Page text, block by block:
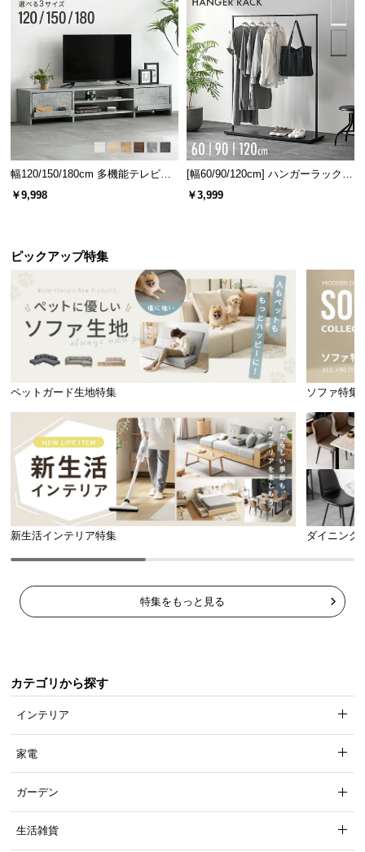
幅120/150/180cm 多機能テレビボ
ード 木目/石目調 オープン収納・
引き出し収納付き
￥9,998
[幅60/90/120cm] ハンガーラック
スチール 4段階高さ調節 サイドフ
ック オープンラック シンプル
￥3,999
ピックアップ特集
ペットガード生地特集 ソファ特集
新生活インテリア特集 ダイニング
特集をもっと見る
カテゴリから探す
インテリア
家電
ガーデン
生活雑貨